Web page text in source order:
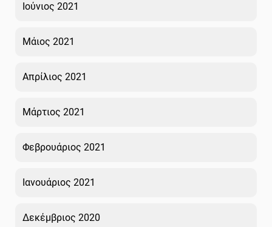
Ιούνιος 2021
Μάιος 2021
Απρίλιος 2021
Μάρτιος 2021
Φεβρουάριος 2021
Ιανουάριος 2021
Δεκέμβριος 2020